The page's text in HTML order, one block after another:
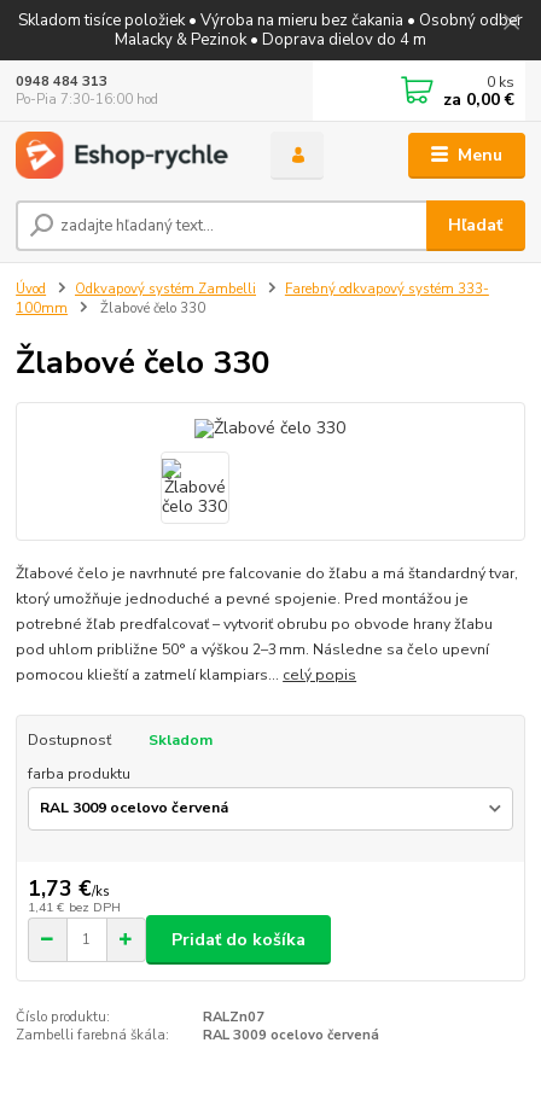
Skladom tisíce položiek • Výroba na mieru bez čakania • Osobný odber
Malacky & Pezinok • Doprava dielov do 4 m
Menu
Hľadať
0948 484 313
Po-Pia 7:30-16:00 hod
0 ks
za 0,00 €
Úvod Odkvapový systém Zambelli
Farebný odkvapový systém 333-
100mm
Žlabové čelo 330
Žlabové čelo 330
Žľabové čelo je navrhnuté pre falcovanie do žľabu a má štandardný tvar,
ktorý umožňuje jednoduché a pevné spojenie. Pred montážou je
potrebné žľab predfalcovať – vytvoriť obrubu po obvode hrany žľabu
pod uhlom približne 50° a výškou 2–3 mm. Následne sa čelo upevní
pomocou klieští a zatmelí klampiars... celý popis
Dostupnosť
Skladom
farba produktu
1,73 €/ks
1,41 € bez DPH
Pridať do košíka
Číslo produktu:
RALZn07
Zambelli farebná škála:
RAL 3009 ocelovo červená